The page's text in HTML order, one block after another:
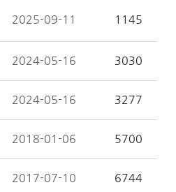
2025-09-11 1145
2024-05-16 3030
2024-05-16 3277
2018-01-06 5700
2017-07-10 6744